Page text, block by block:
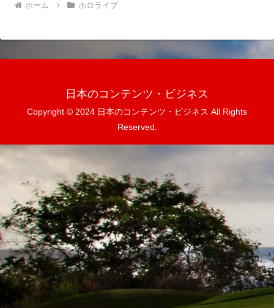
ホーム ホロライブ
日本のコンテンツ・ビジネス
Copyright © 2024 日本のコンテンツ・ビジネス All Rights
Reserved.